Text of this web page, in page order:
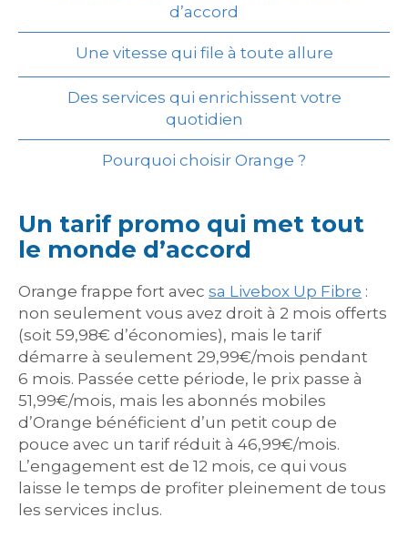
d’accord
Une vitesse qui file à toute allure
Des services qui enrichissent votre
quotidien
Pourquoi choisir Orange ?
Un tarif promo qui met tout
le monde d’accord
Orange frappe fort avec sa Livebox Up Fibre :
non seulement vous avez droit à 2 mois offerts
(soit 59,98€ d’économies), mais le tarif
démarre à seulement 29,99€/mois pendant
6 mois. Passée cette période, le prix passe à
51,99€/mois, mais les abonnés mobiles
d’Orange bénéficient d’un petit coup de
pouce avec un tarif réduit à 46,99€/mois.
L’engagement est de 12 mois, ce qui vous
laisse le temps de profiter pleinement de tous
les services inclus.